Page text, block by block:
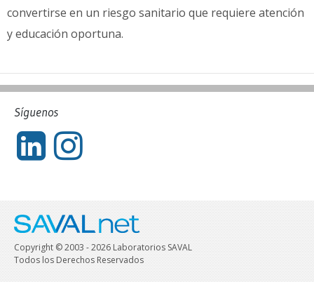
convertirse en un riesgo sanitario que requiere atención
y educación oportuna.
Síguenos
Copyright © 2003 - 2026 Laboratorios SAVAL
Todos los Derechos Reservados